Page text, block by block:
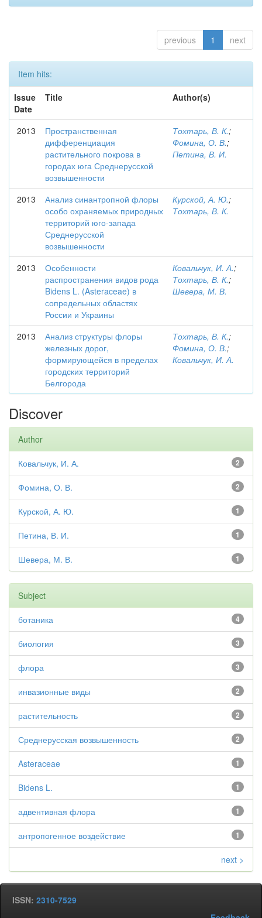
previous 1 next
Item hits:
Issue
Date
Title Author(s)
2013
Пространственная
дифференциация
растительного покрова в
городах юга Среднерусской
возвышенности
Тохтарь, В. К.;
Фомина, О. В.;
Петина, В. И.
2013
Анализ синантропной флоры
особо охраняемых природных
территорий юго-запада
Среднерусской
возвышенности
Курской, А. Ю.;
Тохтарь, В. К.
2013
Особенности
распространения видов рода
Bidens L. (Asteraceae) в
сопредельных областях
России и Украины
Ковальчук, И. А.;
Тохтарь, В. К.;
Шевера, М. В.
2013
Анализ структуры флоры
железных дорог,
формирующейся в пределах
городских территорий
Белгорода
Тохтарь, В. К.;
Фомина, О. В.;
Ковальчук, И. А.
Discover
Author
2
Ковальчук, И. А.
2
Фомина, О. В.
1
Курской, А. Ю.
1
Петина, В. И.
1
Шевера, М. В.
Subject
4
ботаника
3
биология
3
флора
2
инвазионные виды
2
растительность
2
Среднерусская возвышенность
1
Asteraceae
1
Bidens L.
1
адвентивная флора
1
антропогенное воздействие
next >
ISSN: 2310-7529